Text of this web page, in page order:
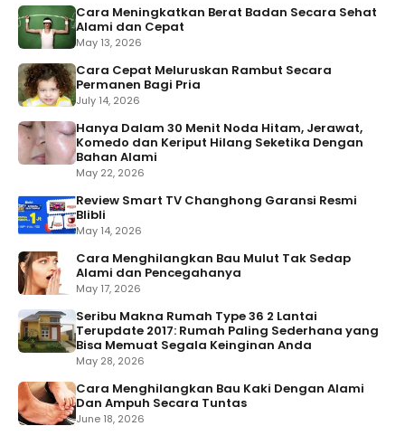
Cara Meningkatkan Berat Badan Secara Sehat
Alami dan Cepat
May 13, 2026
Cara Cepat Meluruskan Rambut Secara
Permanen Bagi Pria
July 14, 2026
Hanya Dalam 30 Menit Noda Hitam, Jerawat,
Komedo dan Keriput Hilang Seketika Dengan
Bahan Alami
May 22, 2026
Review Smart TV Changhong Garansi Resmi
Blibli
May 14, 2026
Cara Menghilangkan Bau Mulut Tak Sedap
Alami dan Pencegahanya
May 17, 2026
Seribu Makna Rumah Type 36 2 Lantai
Terupdate 2017: Rumah Paling Sederhana yang
Bisa Memuat Segala Keinginan Anda
May 28, 2026
Cara Menghilangkan Bau Kaki Dengan Alami
Dan Ampuh Secara Tuntas
June 18, 2026